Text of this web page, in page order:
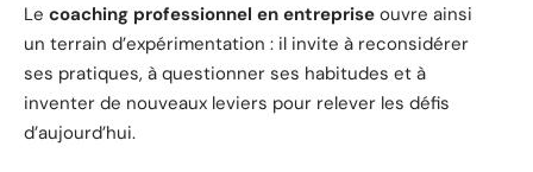
Le coaching professionnel en entreprise ouvre ainsi
un terrain d’expérimentation : il invite à reconsidérer
ses pratiques, à questionner ses habitudes et à
inventer de nouveaux leviers pour relever les défis
d’aujourd’hui.